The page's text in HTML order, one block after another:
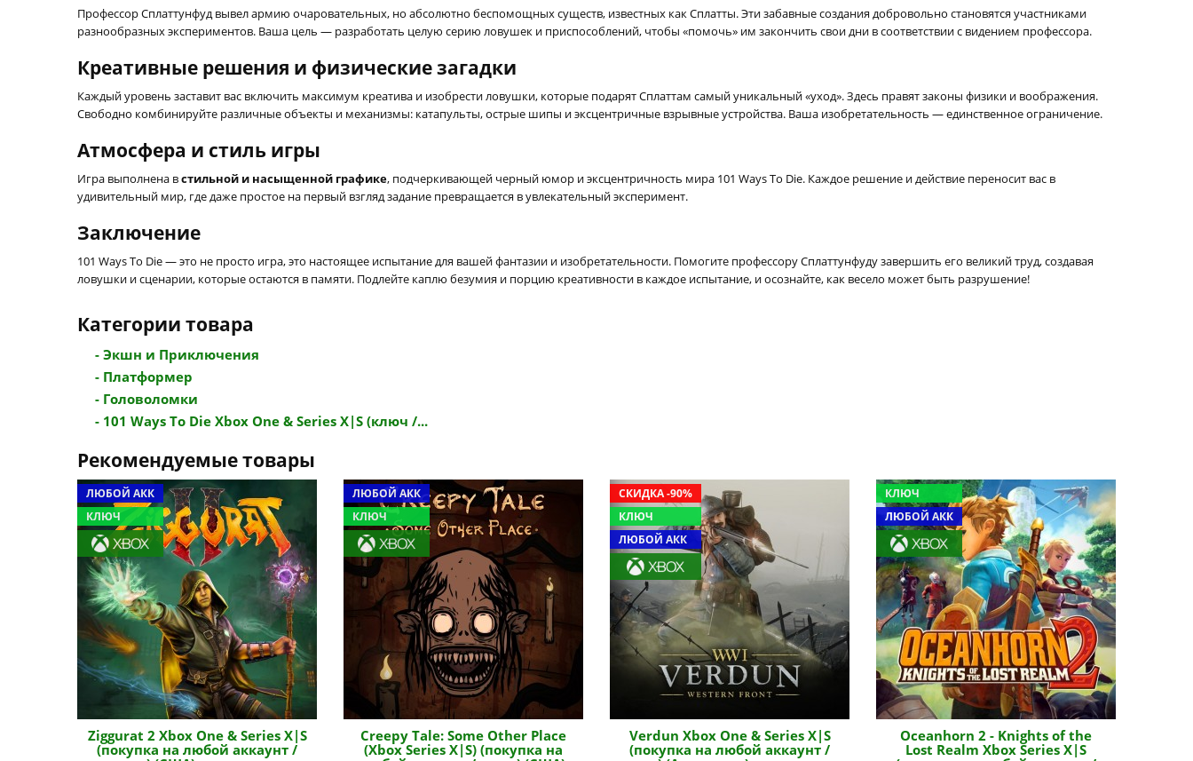
Профессор Сплаттунфуд вывел армию очаровательных, но абсолютно беспомощных существ, известных как Сплатты. Эти забавные создания добровольно становятся участниками
разнообразных экспериментов. Ваша цель — разработать целую серию ловушек и приспособлений, чтобы «помочь» им закончить свои дни в соответствии с видением профессора.
Креативные решения и физические загадки
Каждый уровень заставит вас включить максимум креатива и изобрести ловушки, которые подарят Сплаттам самый уникальный «уход». Здесь правят законы физики и воображения.
Свободно комбинируйте различные объекты и механизмы: катапульты, острые шипы и эксцентричные взрывные устройства. Ваша изобретательность — единственное ограничение.
Атмосфера и стиль игры
Игра выполнена встильной и насыщенной графике, подчеркивающей черный юмор и эксцентричность мира 101 Ways To Die. Каждое решение и действие переносит вас в
удивительный мир, где даже простое на первый взгляд задание превращается в увлекательный эксперимент.
Заключение
101 Ways To Die — это не просто игра, это настоящее испытание для вашей фантазии и изобретательности. Помогите профессору Сплаттунфуду завершить его великий труд, создавая
ловушки и сценарии, которые остаются в памяти. Подлейте каплю безумия и порцию креативности в каждое испытание, и осознайте, как весело может быть разрушение!
Категории товара
- Экшн и Приключения
- Платформер
- Головоломки
- 101 Ways To Die Xbox One & Series X|S (ключ /...
Рекомендуемые товары
ЛЮБОЙ АКК
КЛЮЧ
Ziggurat 2 Xbox One & Series X|S
(покупка на любой аккаунт /
ЛЮБОЙ АКК
КЛЮЧ
Creepy Tale: Some Other Place
(Xbox Series X|S) (покупка на
СКИДКА -90%
КЛЮЧ
ЛЮБОЙ АКК
Verdun Xbox One & Series X|S
(покупка на любой аккаунт /
КЛЮЧ
ЛЮБОЙ АКК
Oceanhorn 2 - Knights of the
Lost Realm Xbox Series X|S